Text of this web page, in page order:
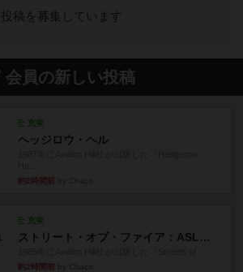
投稿を募集しています
会員の新しい投稿
充実
ヘッジロウ・ヘル
約2時間前
充実
ストリート・オブ・ファイア：ASLデラックスモジュール1
約2時間前